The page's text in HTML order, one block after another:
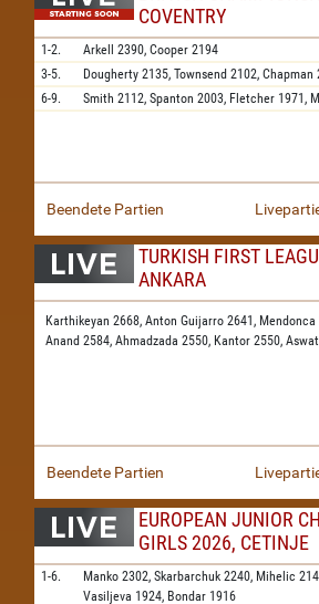
COVENTRY
1-2. Arkell 2390, Cooper 2194
3-5.
Dougherty 2135, Townsend 2102, Chapman
6-9.
Smith 2112, Spanton 2003, Fletcher 1971,
Beendete Partien
TURKISH FIRST
ANKARA
Karthikeyan 2668, Anton Guijarro 2641, Mendonca
Anand 2584, Ahmadzada 2550, Kantor 2550,
Beendete Partien
EUROPEAN JUNIOR
GIRLS 2026, CETINJE
1-6. Manko 2302, Skarbarchuk 2240, Mihelic
Vasiljeva 1924, Bondar 1916